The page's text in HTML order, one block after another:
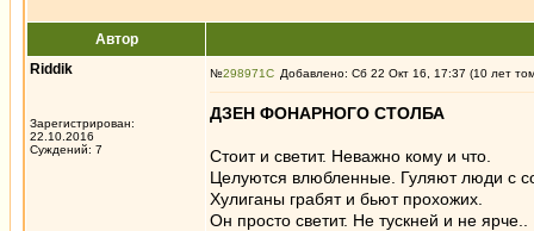
Автор
Riddik
Зарегистрирован:
22.10.2016
Суждений: 7
№298971 Добавлено: Сб 22 Окт 16, 17:37 (10 лет
ДЗЕН ФОНАРНОГО СТОЛБА
Стоит и светит. Неважно кому и что.
Целуются влюбленные. Гуляют люди с
Хулиганы грабят и бьют прохожих.
Он просто светит. Не тускней и не ярче..